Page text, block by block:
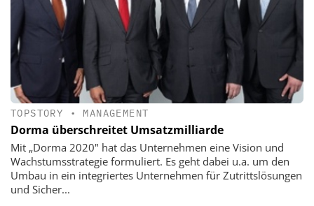
TOPSTORY • MANAGEMENT
Dorma überschreitet Umsatzmilliarde
Mit „Dorma 2020" hat das Unter­nehmen eine Vision und
Wachstumsstrategie formuliert. Es geht dabei u.a. um den
Umbau in ein integriertes Unternehmen für Zutrittslösungen
und Sicher...